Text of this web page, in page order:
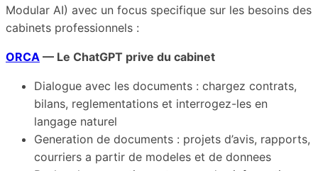
Modular AI) avec un focus specifique sur les besoins des
cabinets professionnels :
ORCA — Le ChatGPT prive du cabinet
Dialogue avec les documents : chargez contrats,
bilans, reglementations et interrogez-les en
langage naturel
Generation de documents : projets d’avis, rapports,
courriers a partir de modeles et de donnees